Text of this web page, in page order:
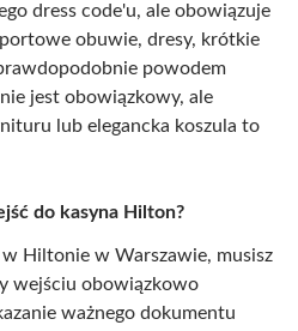
dress code'u, ale obowiązuje
obuwie, dresy, krótkie
powodem
jest obowiązkowy, ale
lub elegancka koszula to
do kasyna Hilton?
Hiltonie w Warszawie, musisz
wejściu obowiązkowo
ważnego dokumentu